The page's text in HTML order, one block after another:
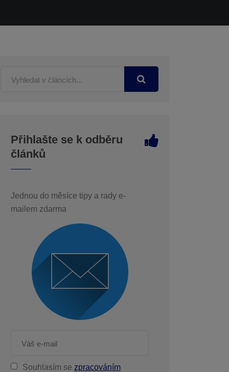
Přihlašte se k odběru
článků
Jednou do měsíce tipy a rady e-
mailem zdarma
Souhlasím se zpracováním